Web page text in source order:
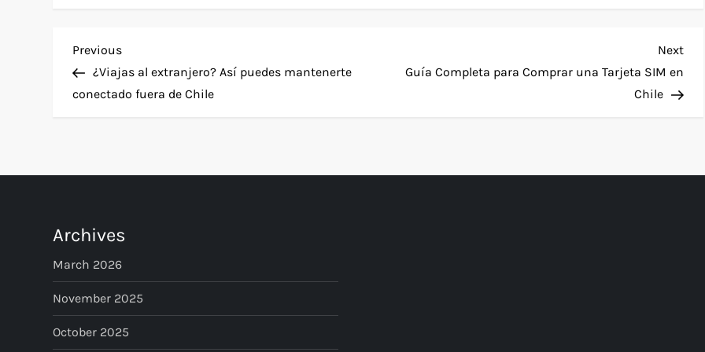
P
o
t
a
v
i
Previous
Post
Previous
¿Viajas al extranjero? Así puedes mantenerte
conectado fuera de Chile
Next
Guía Completa para Comprar una Tarjeta SIM en
Chile
Archives
March 2026
November 2025
October 2025